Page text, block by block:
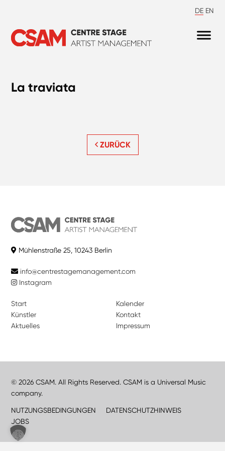
DE EN
La traviata
ZURÜCK
Mühlenstraße 25, 10243 Berlin
info@centrestagemanagement.com
Instagram
Start
Künstler
Aktuelles
Kalender
Kontakt
Impressum
© 2026 CSAM. All Rights Reserved. CSAM is a Universal Music
company.
NUTZUNGSBEDINGUNGEN
DATENSCHUTZHINWEIS
JOBS